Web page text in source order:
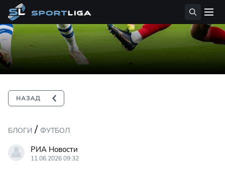
БЛОГИ / ФУТБОЛ
РИА Новости
11.06.2026 09:32